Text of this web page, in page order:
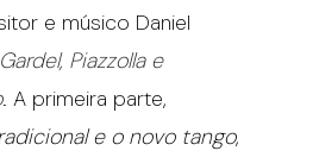
e músico Daniel
Gardel, Piazzolla e
. A primeira parte,
e o novo tango,